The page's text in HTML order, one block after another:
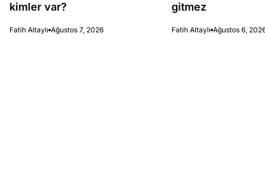
kimler var?
Fatih Altaylı Ağustos 7, 2026
gitmez
Fatih Altaylı Ağustos 6,